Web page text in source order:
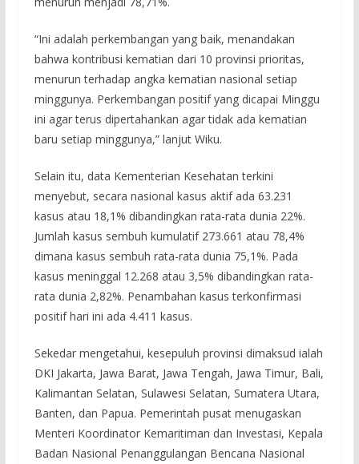
“Ini adalah perkembangan yang baik, menandakan
bahwa kontribusi kematian dari 10 provinsi prioritas,
menurun terhadap angka kematian nasional setiap
minggunya. Perkembangan positif yang dicapai Minggu
ini agar terus dipertahankan agar tidak ada kematian
baru setiap minggunya,” lanjut Wiku.
Selain itu, data Kementerian Kesehatan terkini
menyebut, secara nasional kasus aktif ada 63.231
kasus atau 18,1% dibandingkan rata-rata dunia 22%.
Jumlah kasus sembuh kumulatif 273.661 atau 78,4%
dimana kasus sembuh rata-rata dunia 75,1%. Pada
kasus meninggal 12.268 atau 3,5% dibandingkan rata-
rata dunia 2,82%. Penambahan kasus terkonfirmasi
positif hari ini ada 4.411 kasus.
Sekedar mengetahui, kesepuluh provinsi dimaksud ialah
DKI Jakarta, Jawa Barat, Jawa Tengah, Jawa Timur, Bali,
Kalimantan Selatan, Sulawesi Selatan, Sumatera Utara,
Banten, dan Papua. Pemerintah pusat menugaskan
Menteri Koordinator Kemaritiman dan Investasi, Kepala
Badan Nasional Penanggulangan Bencana Nasional